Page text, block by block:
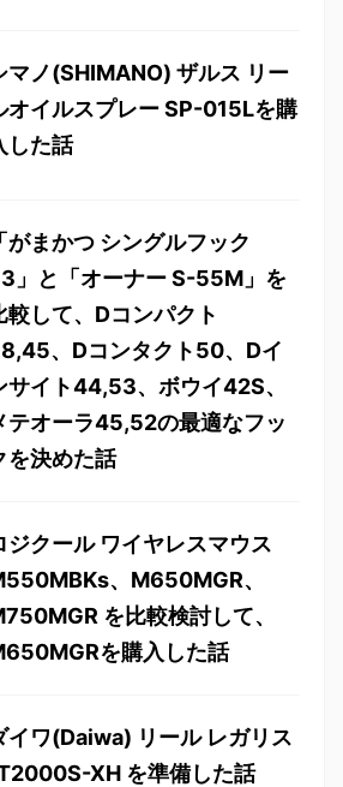
マノ(SHIMANO) ザルス リー
オイルスプレー SP-015Lを購
した話
「がまかつ シングルフック
」と「オーナー S-55M」を
較して、Dコンパクト
、Dコンタクト50、Dイ
サイト44,53、ボウイ42S、
テオーラ45,52の最適なフッ
を決めた話
ジクール ワイヤレスマウス
、M650MGR、
を比較検討して、
を購入した話
イワ(Daiwa) リール レガリス
XH を準備した話